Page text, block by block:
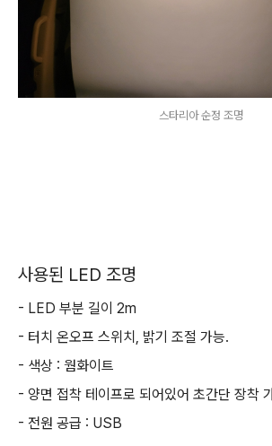
스타리아 순정 조명
사용된 LED 조명
- LED 부분 길이 2m
- 터치 온오프 스위치, 밝기 조절 가능.
- 색상 : 웜화이트
- 양면 접착 테이프로 되어있어 초간단 장착
- 전원 공급 : USB